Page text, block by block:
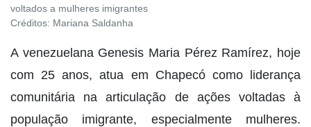
voltados a mulheres imigrantes
Créditos: Mariana Saldanha
A venezuelana Genesis Maria Pérez Ramírez, hoje
com 25 anos, atua em Chapecó como liderança
comunitária na articulação de ações voltadas à
população imigrante, especialmente mulheres.